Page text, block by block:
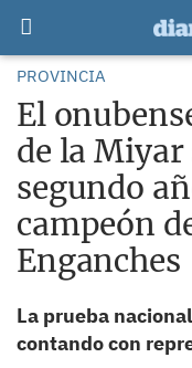
PROVINCIA
El
de la
segundo
campeón
Enganches
La prueba
contando con